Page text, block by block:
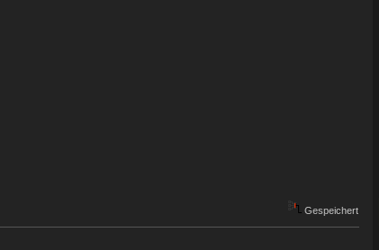
Gespeichert